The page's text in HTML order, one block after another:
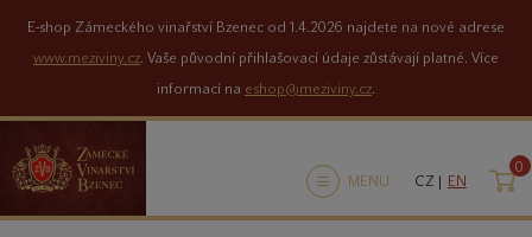
E-shop Zámeckého vinařství Bzenec od 1.4.2026 najdete na nové adrese
www.meziviny.cz. Vaše původní přihlašovací údaje zůstávají platné. Více
informací na eshop@meziviny.cz.
MENU CZ | EN
0